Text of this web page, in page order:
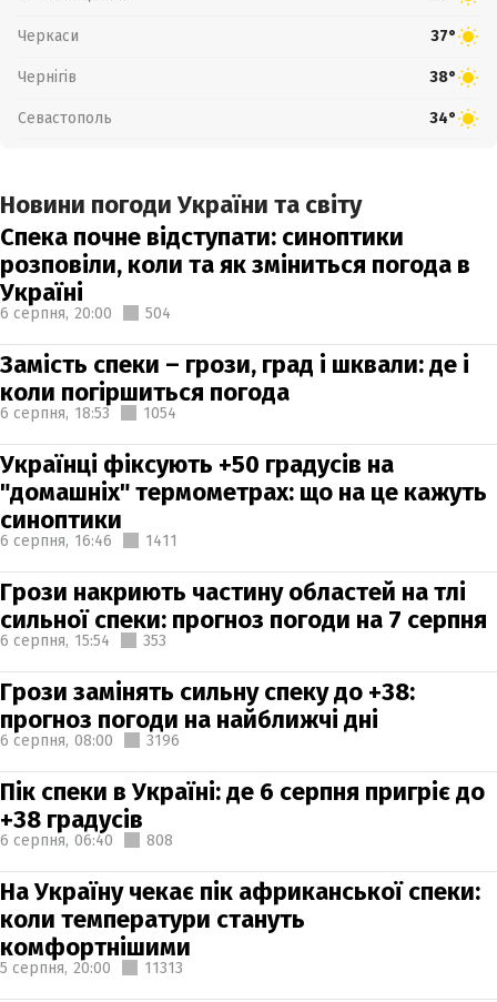
Черкаси 37°
Чернігів 38°
Севастополь 34°
Новини погоди України та світу
Спека почне відступати: синоптики
розповіли, коли та як зміниться погода в
Україні
6 серпня, 20:00 504
Замість спеки – грози, град і шквали: де і
коли погіршиться погода
6 серпня, 18:53 1054
Українці фіксують +50 градусів на
"домашніх" термометрах: що на це кажуть
синоптики
6 серпня, 16:46 1411
Грози накриють частину областей на тлі
сильної спеки: прогноз погоди на 7 серпня
6 серпня, 15:54 353
Грози замінять сильну спеку до +38:
прогноз погоди на найближчі дні
6 серпня, 08:00 3196
Пік спеки в Україні: де 6 серпня пригріє до
+38 градусів
6 серпня, 06:40 808
На Україну чекає пік африканської спеки:
коли температури стануть
комфортнішими
5 серпня, 20:00 11313